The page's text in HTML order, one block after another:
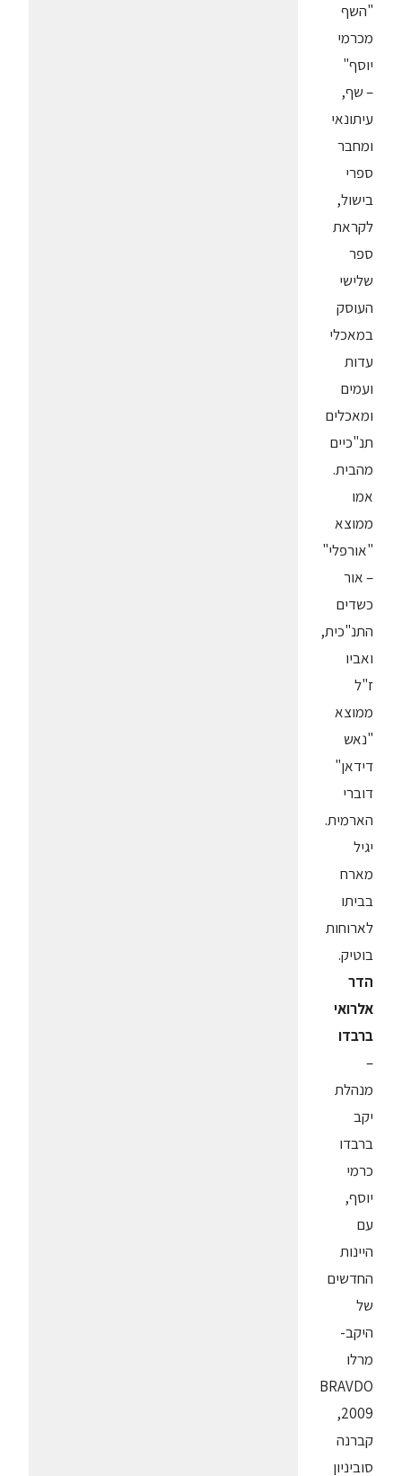
"השף
מכרמי
יוסף"
– שף,
עיתונאי
ומחבר
ספרי
בישול,
לקראת
ספר
שלישי
העוסק
במאכלי
עדות
ועמים
ומאכלים
תנ"כיים
מהבית.
אמו
ממוצא
"אורפלי"
– אור
כשדים
התנ"כית,
ואביו
ז"ל
ממוצא
"נאש
דידאן"
דוברי
הארמית.
יגיל
מארח
בביתו
לארוחות
בוטיק.
הדר
אלרואי
ברבדו
–
מנהלת
יקב
ברבדו
כרמי
יוסף,
עם
היינות
החדשים
של
היקב-
מרלו
BRAVDO
2009,
קברנה
סוביניון